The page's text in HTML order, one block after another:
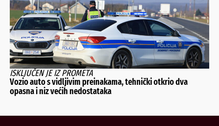
ISKLJUČEN JE IZ PROMETA
Vozio auto s vidljivim preinakama, tehnički otkrio dva
opasna i niz većih nedostataka